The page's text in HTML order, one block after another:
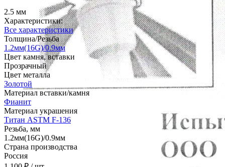
2.5 мм
Характеристики:
Все характеристики
Толщина/Резьба
1.2мм(16G)/0.9мм
Цвет камня, вставки
Прозрачный
Цвет металла
Золотой
Материал вставки/камня
Фианит
Материал украшения
Титан ASTM F-136
Резьба, мм
1.2мм(16G)/0.9мм
Страна производства
Россия